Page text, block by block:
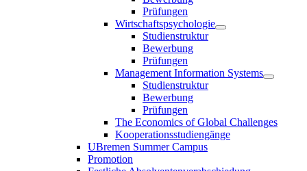
Prüfungen
Wirtschaftspsychologie
Studienstruktur
Bewerbung
Prüfungen
Management Information Systems
Studienstruktur
Bewerbung
Prüfungen
The Economics of Global Challenges
Kooperationsstudiengänge
UBremen Summer Campus
Promotion